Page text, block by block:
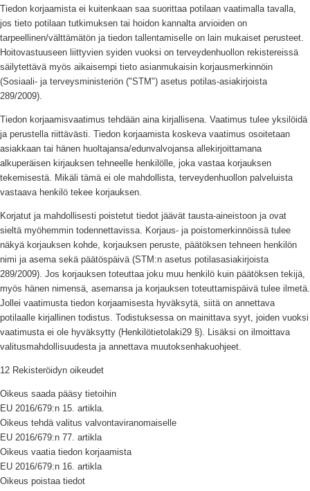
Tiedon korjaamista ei kuitenkaan saa suorittaa potilaan vaatimalla tavalla,
jos tieto potilaan tutkimuksen tai hoidon kannalta arvioiden on
tarpeellinen/välttämätön ja tiedon tallentamiselle on lain mukaiset perusteet.
Hoitovastuuseen liittyvien syiden vuoksi on terveydenhuollon rekistereissä
säilytettävä myös aikaisempi tieto asianmukaisin korjausmerkinnöin
(Sosiaali- ja terveysministeriön ("STM") asetus potilas-asiakirjoista
289/2009).
Tiedon korjaamisvaatimus tehdään aina kirjallisena. Vaatimus tulee yksilöidä
ja perustella riittävästi. Tiedon korjaamista koskeva vaatimus osoitetaan
asiakkaan tai hänen huoltajansa/edunvalvojansa allekirjoittamana
alkuperäisen kirjauksen tehneelle henkilölle, joka vastaa korjauksen
tekemisestä. Mikäli tämä ei ole mahdollista, terveydenhuollon palveluista
vastaava henkilö tekee korjauksen.
Korjatut ja mahdollisesti poistetut tiedot jäävät tausta-aineistoon ja ovat
sieltä myöhemmin todennettavissa. Korjaus- ja poistomerkinnöissä tulee
näkyä korjauksen kohde, korjauksen peruste, päätöksen tehneen henkilön
nimi ja asema sekä päätöspäivä (STM:n asetus potilasasiakirjoista
289/2009). Jos korjauksen toteuttaa joku muu henkilö kuin päätöksen tekijä,
myös hänen nimensä, asemansa ja korjauksen toteuttamispäivä tulee ilmetä.
Jollei vaatimusta tiedon korjaamisesta hyväksytä, siitä on annettava
potilaalle kirjallinen todistus. Todistuksessa on mainittava syyt, joiden vuoksi
vaatimusta ei ole hyväksytty (Henkilötietolaki29 §). Lisäksi on ilmoittava
valitusmahdollisuudesta ja annettava muutoksenhakuohjeet.
12 Rekisteröidyn oikeudet
Oikeus saada pääsy tietoihin
EU 2016/679:n 15. artikla.
Oikeus tehdä valitus valvontaviranomaiselle
EU 2016/679:n 77. artikla
Oikeus vaatia tiedon korjaamista
EU 2016/679:n 16. artikla
Oikeus poistaa tiedot